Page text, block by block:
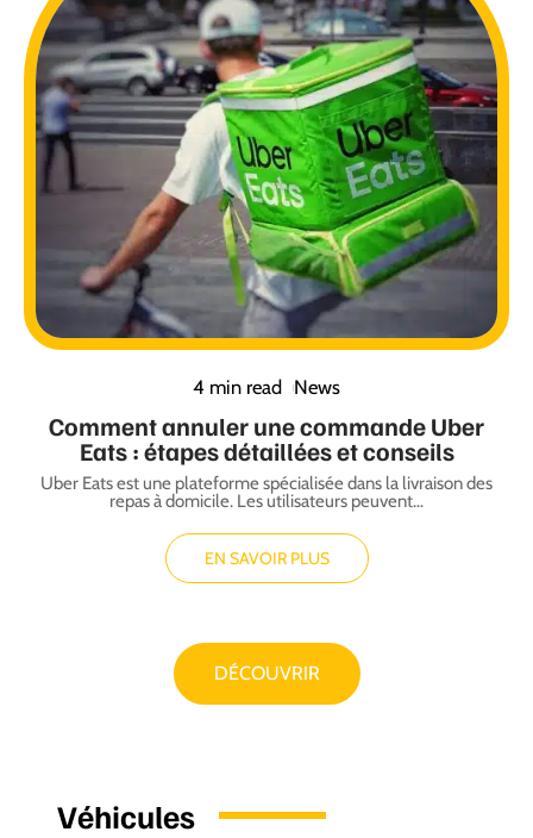
4 min read News
Comment annuler une commande Uber
Eats : étapes détaillées et conseils
Uber Eats est une plateforme spécialisée dans la livraison des
repas à domicile. Les utilisateurs peuvent…
EN SAVOIR PLUS
DÉCOUVRIR
Véhicules